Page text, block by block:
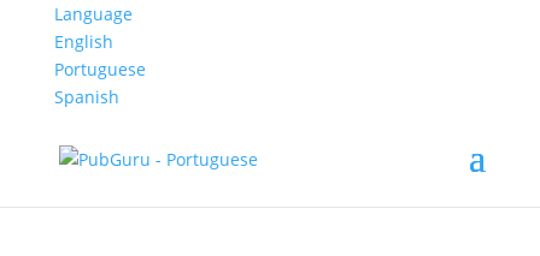
Language
English
Portuguese
Spanish